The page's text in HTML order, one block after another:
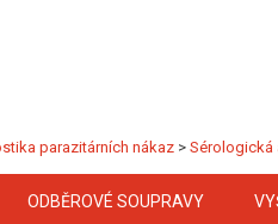
parazitárních nákaz > Sérologická
ODBĚROVÉ SOUPRAVY